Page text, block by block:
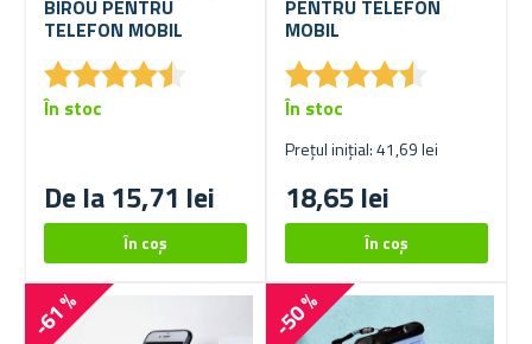
BIROU PENTRU
TELEFON MOBIL
★★★★★
★★★★★
De la 15,71 lei
În stoc
PENTRU TELEFON
MOBIL
★★★★★
★★★★★
Prețul inițial: 41,69 lei
18,65 lei
În stoc
-61 % -50 %